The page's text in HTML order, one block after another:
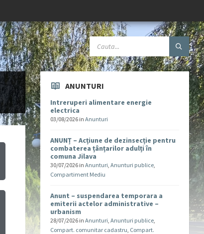
ANUNTURI
Intreruperi alimentare energie
electrica
03/08/2026 inAnunturi
ANUNȚ – Acțiune de dezinsecție pentru
combaterea țânțarilor adulți în
comuna Jilava
30/07/2026 inAnunturi,Anunturi publice,
Compartiment Mediu
Anunt – suspendarea temporara a
emiterii actelor administrative –
urbanism
28/07/2026 inAnunturi,Anunturi publice,
Compart. comunitar cadastru, Compart.